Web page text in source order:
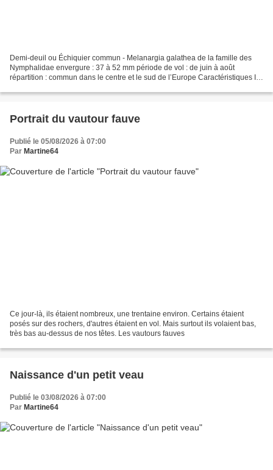
Demi-deuil ou Échiquier commun - Melanargia galathea de la famille des
Nymphalidae envergure : 37 à 52 mm période de vol : de juin à août
répartition : commun dans le centre et le sud de l’Europe Caractéristiques Il
Portrait du vautour fauve
Publié le 05/08/2026 à 07:00
Par Martine64
Ce jour-là, ils étaient nombreux, une trentaine environ. Certains étaient
posés sur des rochers, d'autres étaient en vol. Mais surtout ils volaient bas,
très bas au-dessus de nos têtes. Les vautours fauves
Naissance d'un petit veau
Publié le 03/08/2026 à 07:00
Par Martine64